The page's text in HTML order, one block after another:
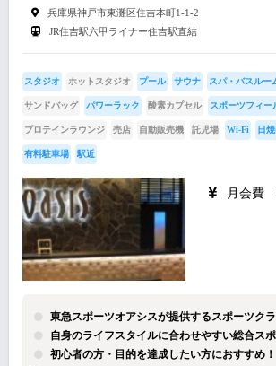
兵庫県神戸市東灘区住吉本町1-1-2
JR住吉駅六甲ライナー住吉駅直結
スタジオ ホットスタジオ プール サウナ スパ・バスルー
サンドバッグ パワーラック 酸素カプセル スポーツフィー
プロテインラウンジ 売店 自動販売機 託児場 Wi-Fi 日
有料駐車場 駅近
月会費
東急スポーツオアシスが提供するスポーツク
自身のライフスタイルに合わせやすい総合ス
初心者の方・目的を達成したい方におすすめ